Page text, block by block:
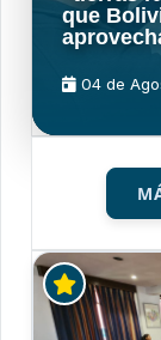
que
04 de